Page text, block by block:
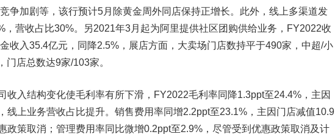
争加剧等，该行预计5月除黄金周外同店保持正增长。此外，线上多渠道发
，营收占比30%。另2021年3月起为阿里提供社区团购供给业务，FY2022收
收入35.4亿元，同降2.5%，展店方面，大卖场门店数持平于490家，中超/小
门店总数达9家/103家。
入结构变化使毛利率有所下滑，FY2022毛利率同降1.3ppt至24.4%，主因
线上业务营收占比提升。销售费用率同增2.2ppt至23.1%，主因门店减值10.9
政策取消；管理费用率同比微增0.2ppt至2.9%，尽管受到优惠政策取消及计